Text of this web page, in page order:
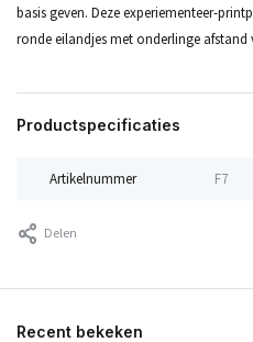
basis geven. Deze experiementeer-
ronde eilandjes met onderlinge
Productspecificaties
Artikelnummer F7
Delen
Recent bekeken